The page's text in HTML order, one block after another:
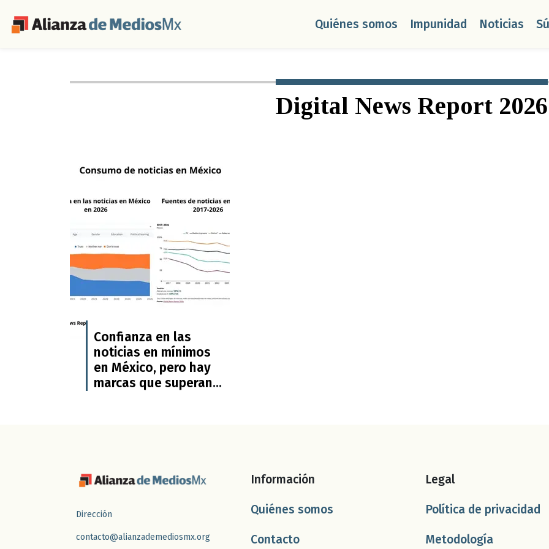
Quiénes somos Impunidad Noticias
Digital News Report 2026
Confianza en las
noticias en mínimos
en México, pero hay
marcas que superan
Dirección
contacto@alianzademediosmx.org
Información
Quiénes somos
Contacto
Legal
Política de privacidad
Metodología